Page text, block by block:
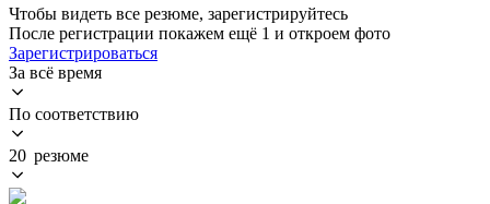
Чтобы видеть все резюме, зарегистрируйтесь
После регистрации покажем ещё 1 и откроем фото
Зарегистрироваться
За всё время
По соответствию
20 резюме